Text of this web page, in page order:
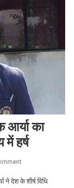
आर्या का
हर्ष
On
भीमताल
ने देश के शीर्ष विधि